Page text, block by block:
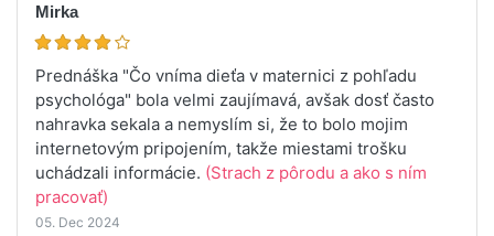
Mirka
Prednáška "Čo vníma dieťa v maternici z pohľadu
psychológa" bola velmi zaujímavá, avšak dosť často
nahravka sekala a nemyslím si, že to bolo mojim
internetovým pripojením, takže miestami trošku
uchádzali informácie. (Strach z pôrodu a ako s ním
pracovať)
05. Dec 2024